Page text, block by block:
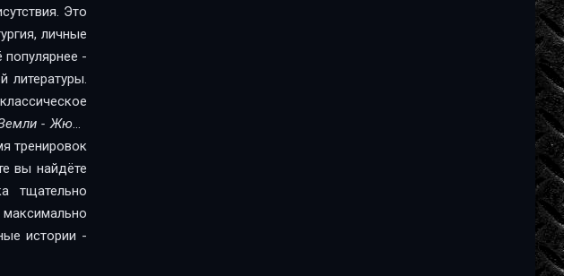
Это
личные
популярнее -
литературы.
- Жюль
тренировок
вы найдёте
тщательно
истории -